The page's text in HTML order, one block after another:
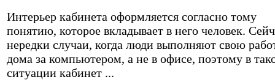
Интерьер кабинета оформляется согласно тому
понятию, которое вкладывает в него человек.
нередки случаи, когда люди выполняют свою
дома за компьютером, а не в офисе, поэтому в
ситуации кабинет ...